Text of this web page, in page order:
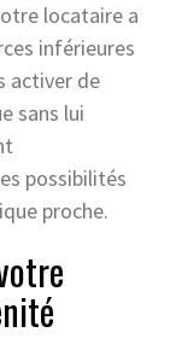
locataire a
inférieures
activer de
sans lui
possibilités
proche.